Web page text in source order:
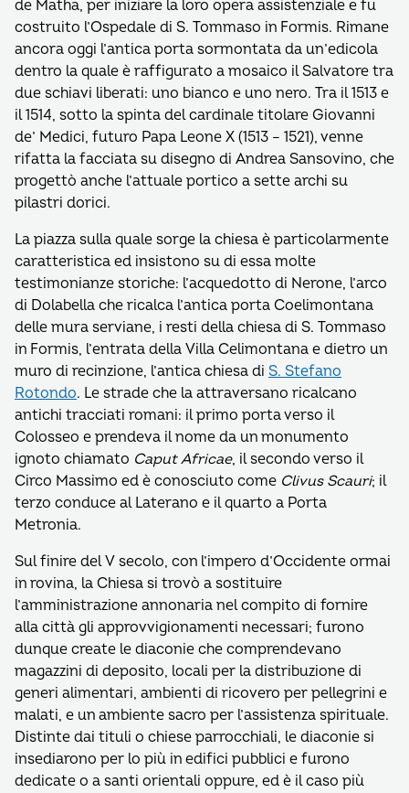
de Matha, per iniziare la loro opera assistenziale e fu
costruito l’Ospedale di S. Tommaso in Formis. Rimane
ancora oggi l’antica porta sormontata da un’edicola
dentro la quale è raffigurato a mosaico il Salvatore tra
due schiavi liberati: uno bianco e uno nero. Tra il 1513 e
il 1514, sotto la spinta del cardinale titolare Giovanni
de’ Medici, futuro Papa Leone X (1513 – 1521), venne
rifatta la facciata su disegno di Andrea Sansovino, che
progettò anche l’attuale portico a sette archi su
pilastri dorici.
La piazza sulla quale sorge la chiesa è particolarmente
caratteristica ed insistono su di essa molte
testimonianze storiche: l’acquedotto di Nerone, l’arco
di Dolabella che ricalca l’antica porta Coelimontana
delle mura serviane, i resti della chiesa di S. Tommaso
in Formis, l’entrata della Villa Celimontana e dietro un
muro di recinzione, l’antica chiesa di S. Stefano
Rotondo. Le strade che la attraversano ricalcano
antichi tracciati romani: il primo porta verso il
Colosseo e prendeva il nome da un monumento
ignoto chiamato Caput Africae, il secondo verso il
Circo Massimo ed è conosciuto come Clivus Scauri; il
terzo conduce al Laterano e il quarto a Porta
Metronia.
Sul finire del V secolo, con l’impero d’Occidente ormai
in rovina, la Chiesa si trovò a sostituire
l’amministrazione annonaria nel compito di fornire
alla città gli approvvigionamenti necessari; furono
dunque create le diaconie che comprendevano
magazzini di deposito, locali per la distribuzione di
generi alimentari, ambienti di ricovero per pellegrini e
malati, e un ambiente sacro per l’assistenza spirituale.
Distinte dai tituli o chiese parrocchiali, le diaconie si
insediarono per lo più in edifici pubblici e furono
dedicate o a santi orientali oppure, ed è il caso più